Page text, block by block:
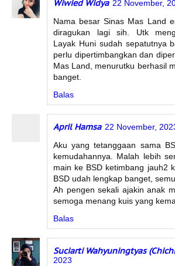
Wiwied Widya 22 November,
Nama besar Sinas Mas Land
diragukan lagi sih. Utk
Layak Huni sudah sepatutnya
perlu dipertimbangkan dan
Mas Land, menurutku berhasil
banget.
Balas
April Hamsa 22 November,
Aku yang tetanggaan sama
kemudahannya. Malah lebih
main ke BSD ketimbang jauh2
BSD udah lengkap banget,
Ah pengen sekali ajakin anak
semoga menang kuis yang
Balas
Suciarti Wahyuningtyas
2023